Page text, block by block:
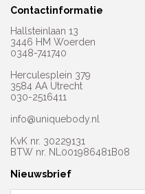
Contactinformatie
Hallsteinlaan 13
3446 HM Woerden
0348-741740
Herculesplein 379
3584 AA Utrecht
030-2516411
info@uniquebody.nl
KvK nr. 30229131
BTW nr. NL001986481B08
Nieuwsbrief